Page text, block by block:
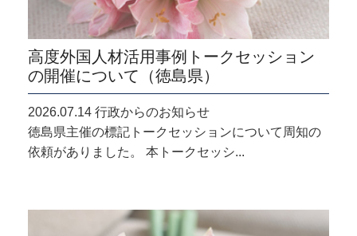
高度外国人材活用事例トークセッション
の開催について（徳島県）
2026.07.14 行政からのお知らせ
徳島県主催の標記トークセッションについて周知の
依頼がありました。 本トークセッシ...